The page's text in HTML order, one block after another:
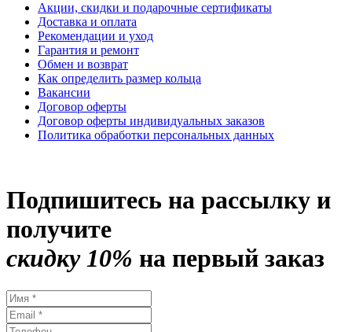
Акции, скидки и подарочные сертификаты
Доставка и оплата
Рекомендации и уход
Гарантия и ремонт
Обмен и возврат
Как определить размер кольца
Вакансии
Договор оферты
Договор оферты индивидуальных заказов
Политика обработки персональных данных
Подпишитесь на рассылку и
получите
скидку 10% на первый заказ